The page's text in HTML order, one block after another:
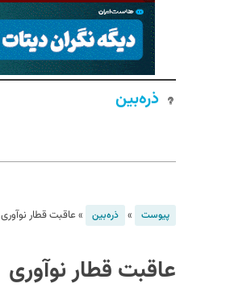
ذره‌بین
پیوست » ذره‌بین »عاقبت قطار نوآوری
عاقبت قطار نوآوری